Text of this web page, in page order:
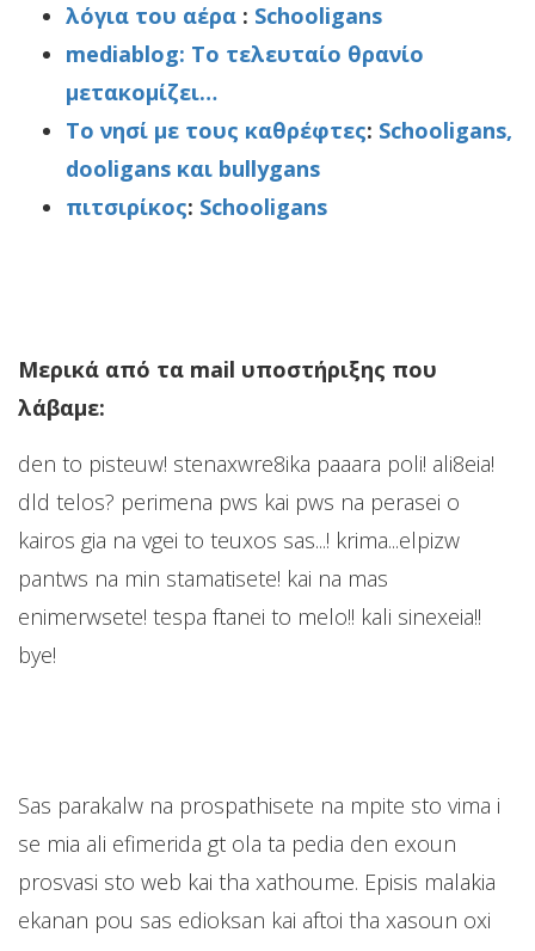
λόγια του αέρα : Schooligans
mediablog: Το τελευταίο θρανίο
μετακομίζει…
Το νησί με τους καθρέφτες: Schooligans,
dooligans και bullygans
πιτσιρίκος: Schooligans
Μερικά από τα mail υποστήριξης που
λάβαμε:
den to pisteuw! stenaxwre8ika paaara poli! ali8eia!
dld telos? perimena pws kai pws na perasei o
kairos gia na vgei to teuxos sas...! krima...elpizw
pantws na min stamatisete! kai na mas
enimerwsete! tespa ftanei to melo!! kali sinexeia!!
bye!
Sas parakalw na prospathisete na mpite sto vima i
se mia ali efimerida gt ola ta pedia den exoun
prosvasi sto web kai tha xathoume. Episis malakia
ekanan pou sas edioksan kai aftoi tha xasoun oxi